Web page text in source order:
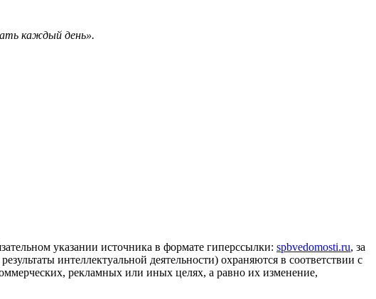
каждый день».
указании источника в формате гиперссылки: spbvedomosti.ru, за
интеллектуальной деятельности) охраняются в соответствии с
рекламных или иных целях, а равно их изменение,